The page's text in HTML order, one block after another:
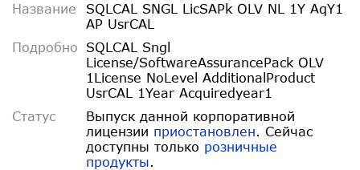
Название
SQLCAL SNGL LicSAPk OLV NL 1Y AqY1
AP UsrCAL
Подробно
SQLCAL Sngl
License/SoftwareAssurancePack OLV
1License NoLevel AdditionalProduct
UsrCAL 1Year Acquiredyear1
Статус
Выпуск данной корпоративной
лицензии приостановлен. Сейчас
доступны только розничные
продукты.